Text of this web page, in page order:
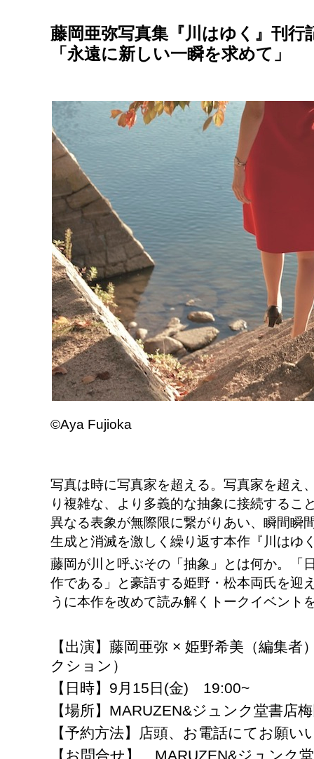
藤岡亜弥写真集『川はゆく』刊行
「永遠に新しい一瞬を求めて」
©Aya Fujioka
写真は時に写真家を超える。写真家を超え
り複雑な、より多義的な抽象に接続するこ
異なる表象が無際限に繋がりあい、瞬間瞬
生成と消滅を激しく繰り返す本作『川はゆ
藤岡が川と呼ぶその「抽象」とは何か。「
作である」と豪語する姫野・松本両氏を迎
うに本作を改めて読み解くトークイベント
【出演】藤岡亜弥 × 姫野希美（編集者
クション）
【日時】9月15日(金) 19:00~
【場所】MARUZEN&ジュンク堂書
【予約方法】店頭、お電話にてお願
【お問合せ】 MARUZEN&ジュンク